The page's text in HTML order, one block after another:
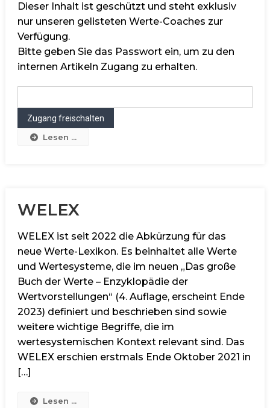
Dieser Inhalt ist geschützt und steht exklusiv
nur unseren gelisteten Werte-Coaches zur
Verfügung.
Bitte geben Sie das Passwort ein, um zu den
internen Artikeln Zugang zu erhalten.
Lesen ...
WELEX
WELEX ist seit 2022 die Abkürzung für das
neue Werte-Lexikon. Es beinhaltet alle Werte
und Wertesysteme, die im neuen „Das große
Buch der Werte – Enzyklopädie der
Wertvorstellungen“ (4. Auflage, erscheint Ende
2023) definiert und beschrieben sind sowie
weitere wichtige Begriffe, die im
wertesystemischen Kontext relevant sind. Das
WELEX erschien erstmals Ende Oktober 2021 in
[…]
Lesen ...